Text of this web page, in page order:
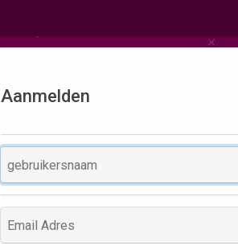
Aanmelden